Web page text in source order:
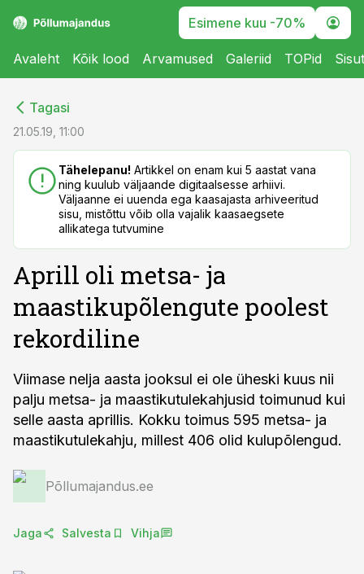
Esimene kuu -70%
Avaleht Kõik lood Arvamused Galeriid TOPid
Tagasi
21.05.19, 11:00
Tähelepanu! Artikkel on enam kui 5 aastat vana
ning kuulub väljaande digitaalsesse arhiivi.
Väljaanne ei uuenda ega kaasajasta arhiveeritud
sisu, mistõttu võib olla vajalik kaasaegsete
allikatega tutvumine
Aprill oli metsa- ja
maastikupõlengute poolest
rekordiline
Viimase nelja aasta jooksul ei ole üheski kuus nii
palju metsa- ja maastikutulekahjusid toimunud kui
selle aasta aprillis. Kokku toimus 595 metsa- ja
maastikutulekahju, millest 406 olid kulupõlengud.
Põllumajandus.ee
Jaga Salvesta Vihja